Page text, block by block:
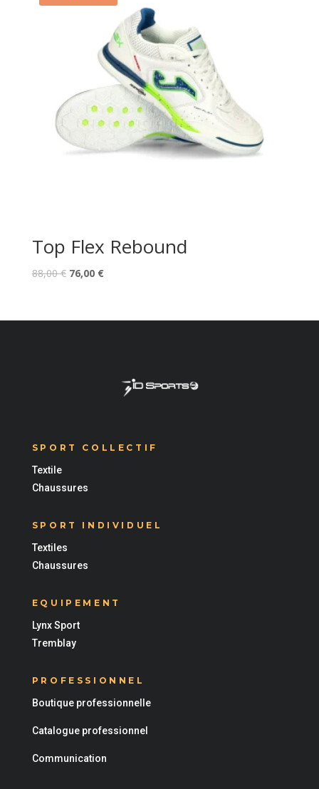
Top Flex Rebound
88,00€ 76,00 €
SPORT COLLECTIF
Textile
Chaussures
SPORT INDIVIDUEL
Textiles
Chaussures
EQUIPEMENT
Lynx Sport
Tremblay
PROFESSIONNEL
Boutique professionnelle
Catalogue professionnel
Communication